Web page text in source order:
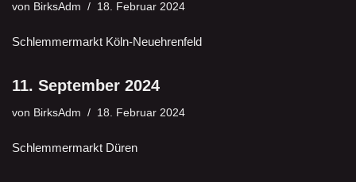
von BirksAdm 18. Februar 2024
Schlemmermarkt Köln-Neuehrenfeld
11. September 2024
von BirksAdm 18. Februar 2024
Schlemmermarkt Düren